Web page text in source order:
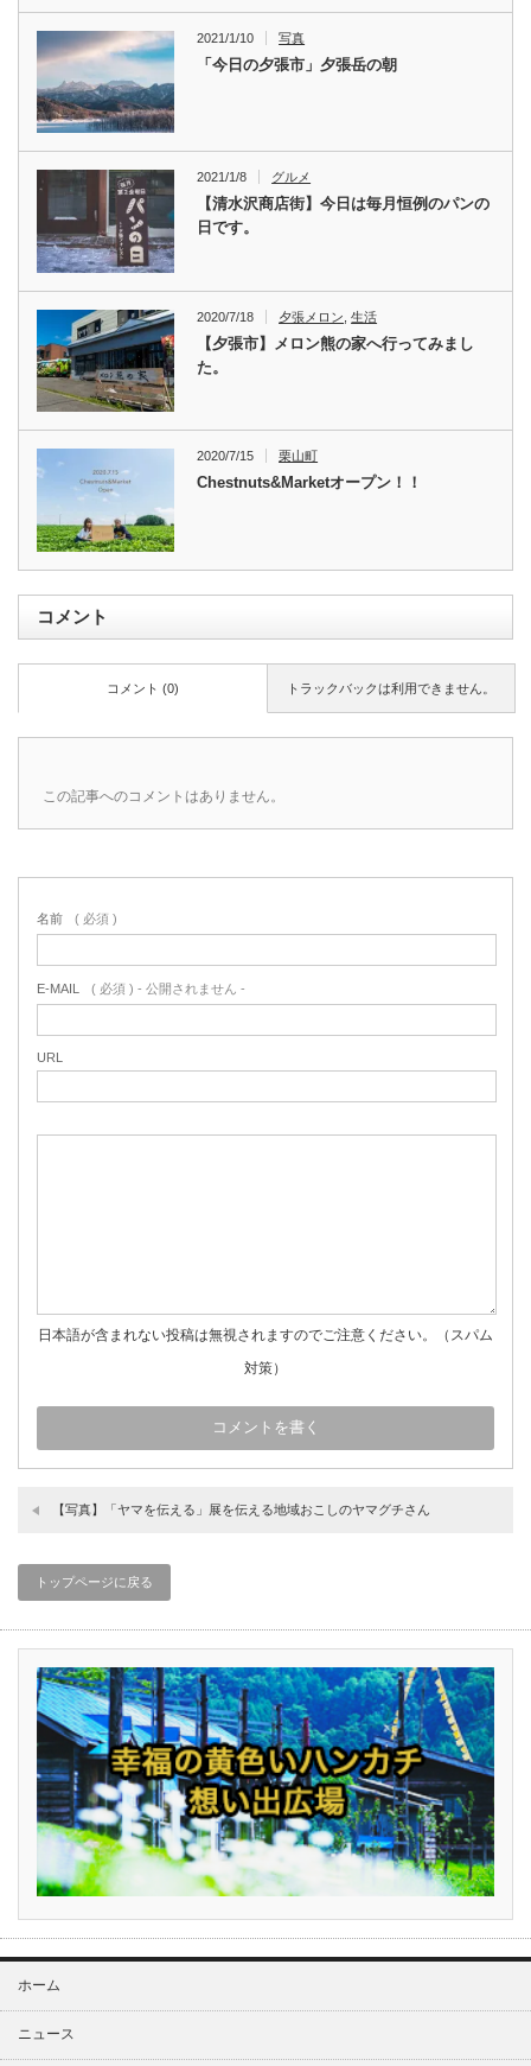
2021/1/10 写真
「今日の夕張市」夕張岳の朝
2021/1/8 グルメ
【清水沢商店街】今日は毎月恒例のパンの
日です。
2020/7/18 夕張メロン ,生活
【夕張市】メロン熊の家へ行ってみまし
た。
2020/7/15 栗山町
Chestnuts&Marketオープン！！
コメント
トラックバックは利用できません。
コメント (0)
この記事へのコメントはありません。
名前 ( 必須 )
E-MAIL ( 必須 ) - 公開されません -
URL
日本語が含まれない投稿は無視されますのでご注意ください。（スパム
対策）
【写真】「ヤマを伝える」展を伝える地域おこしのヤマグチさん
トップページに戻る
ホーム
ニュース